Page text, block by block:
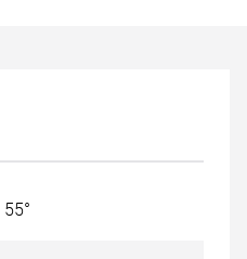
55°